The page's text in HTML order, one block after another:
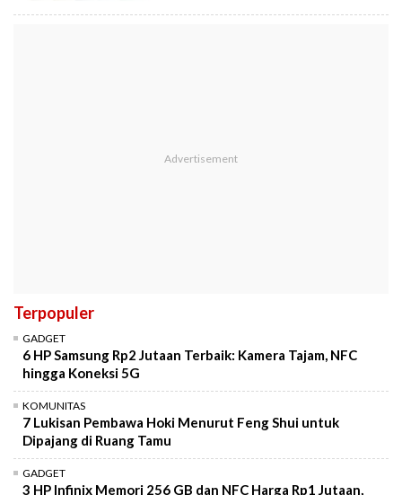
Terpopuler
GADGET
6 HP Samsung Rp2 Jutaan Terbaik: Kamera Tajam, NFC
hingga Koneksi 5G
KOMUNITAS
7 Lukisan Pembawa Hoki Menurut Feng Shui untuk
Dipajang di Ruang Tamu
GADGET
3 HP Infinix Memori 256 GB dan NFC Harga Rp1 Jutaan,